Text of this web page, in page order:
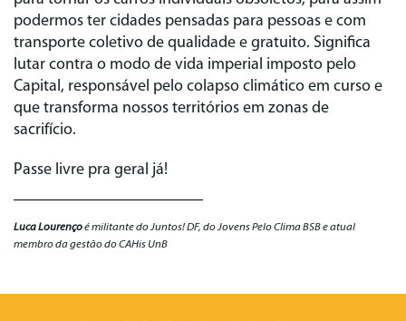
podermos ter cidades pensadas para pessoas e com
transporte coletivo de qualidade e gratuito. Significa
lutar contra o modo de vida imperial imposto pelo
Capital, responsável pelo colapso climático em curso e
que transforma nossos territórios em zonas de
sacrifício.
Passe livre pra geral já!
Luca Lourençoé militante do Juntos! DF, do Jovens Pelo Clima BSB e atual
membro da gestão do CAHis UnB